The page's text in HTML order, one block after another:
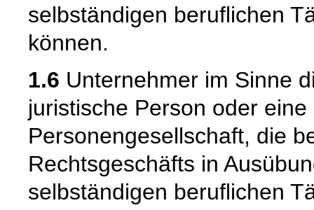
selbständigen beruflichen
können.
1.6 Unternehmer im Sinne
juristische Person oder
Personengesellschaft, die
Rechtsgeschäfts in
selbständigen beruflichen